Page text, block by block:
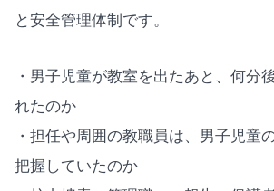
と安全管理体制です。
・男子児童が教室を出たあと、何分
れたのか
・担任や周囲の教職員は、男子児童
把握していたのか